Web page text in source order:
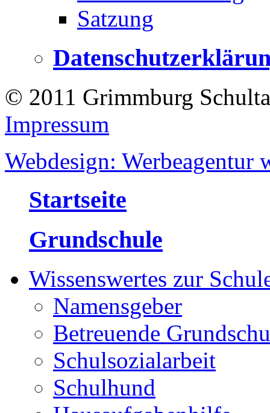
Satzung
© 2011 Grimmburg
Impressum
Webdesign: Werbeagentur
Startseite
Grundschule
Wissenswertes zur
Namensgeber
Betreuende
Schulsozialarbeit
Schulhund